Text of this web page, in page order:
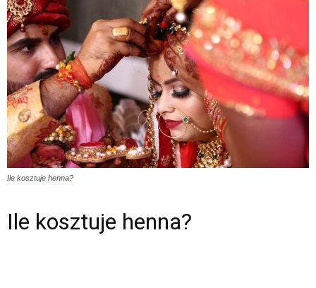
Ile kosztuje henna?
Ile kosztuje henna?